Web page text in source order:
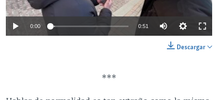
0:00 0:51
Descargar
***